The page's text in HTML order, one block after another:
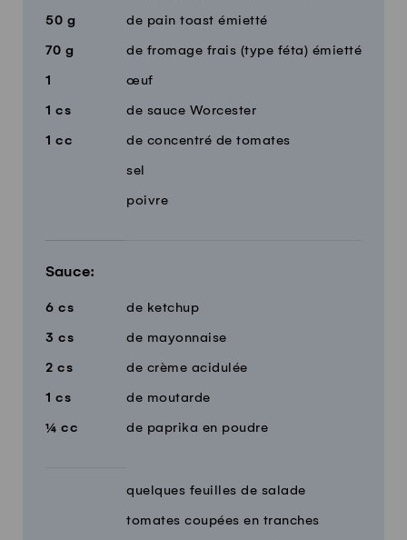
50 g de pain toast émietté
70 g de fromage frais (type féta) émietté
1 œuf
1 cs de sauce Worcester
1 cc de concentré de tomates
sel
poivre
Sauce:
6 cs de ketchup
3 cs de mayonnaise
2 cs de crème acidulée
1 cs de moutarde
¼ cc de paprika en poudre
quelques feuilles de salade
tomates coupées en tranches